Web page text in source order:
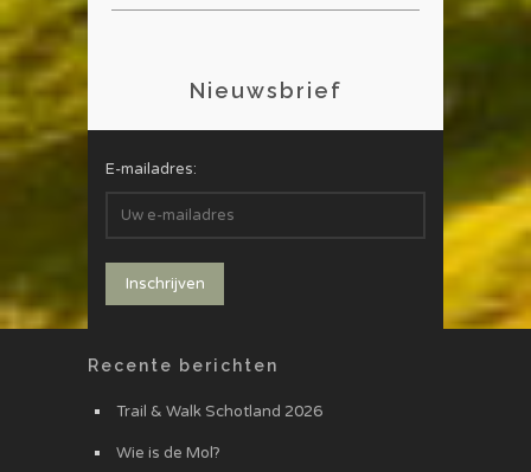
Nieuwsbrief
E-mailadres:
Recente berichten
Trail & Walk Schotland 2026
Wie is de Mol?